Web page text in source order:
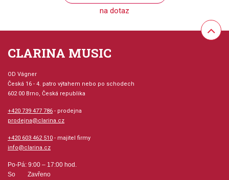
na dotaz
CLARINA MUSIC
OD Vágner
Česká 16 - 4. patro výtahem nebo po schodech
602 00 Brno, Česká republika
+420 739 477 786 - prodejna
prodejna@clarina.cz
+420 603 462 510 - majitel firmy
info@clarina.cz
Po-Pá: 9:00 – 17:00 hod.
So Zavřeno